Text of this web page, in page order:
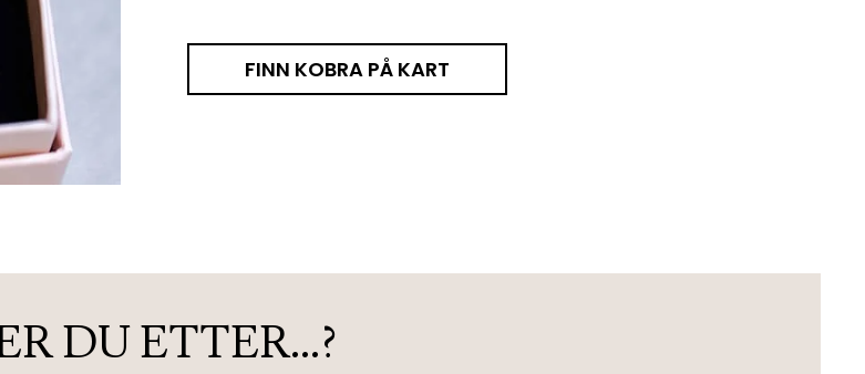
FINN KOBRA PÅ KART
DU ETTER…?